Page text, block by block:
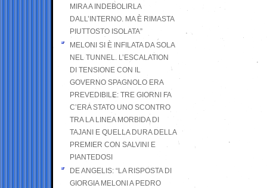
MIRA A INDEBOLIRLA
DALL’INTERNO. MA È RIMASTA
PIUTTOSTO ISOLATA”
MELONI SI È INFILATA DA SOLA
NEL TUNNEL. L’ESCALATION
DI TENSIONE CON IL
GOVERNO SPAGNOLO ERA
PREVEDIBILE: TRE GIORNI FA
C’ERA STATO UNO SCONTRO
TRA LA LINEA MORBIDA DI
TAJANI E QUELLA DURA DELLA
PREMIER CON SALVINI E
PIANTEDOSI
DE ANGELIS: “LA RISPOSTA DI
GIORGIA MELONI A PEDRO